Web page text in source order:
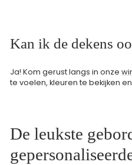
Kan ik de dekens
Ja! Kom gerust langs in onze
te voelen, kleuren te bekijken
De leukste